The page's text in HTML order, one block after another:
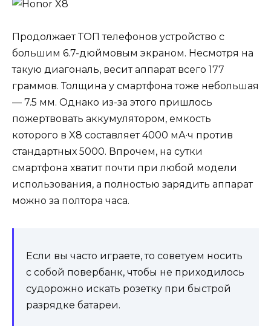
Продолжает ТОП телефонов устройство с
большим 6.7-дюймовым экраном. Несмотря на
такую диагональ, весит аппарат всего 177
граммов. Толщина у смартфона тоже небольшая
— 7.5 мм. Однако из-за этого пришлось
пожертвовать аккумулятором, емкость
которого в X8 составляет 4000 мА·ч против
стандартных 5000. Впрочем, на сутки
смартфона хватит почти при любой модели
использования, а полностью зарядить аппарат
можно за полтора часа.
Если вы часто играете, то советуем носить
с собой повербанк, чтобы не приходилось
судорожно искать розетку при быстрой
разрядке батареи.